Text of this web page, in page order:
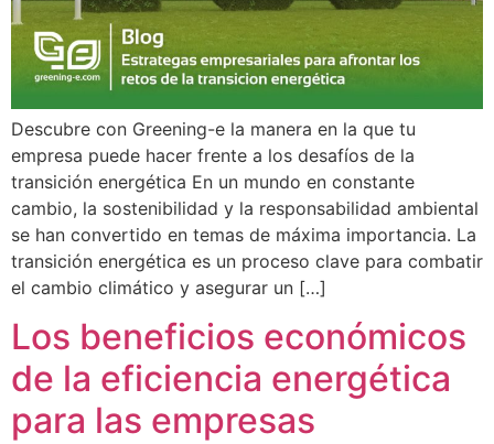
Descubre con Greening-e la manera en la que tu
empresa puede hacer frente a los desafíos de la
transición energética En un mundo en constante
cambio, la sostenibilidad y la responsabilidad ambiental
se han convertido en temas de máxima importancia. La
transición energética es un proceso clave para combatir
el cambio climático y asegurar un […]
Los beneficios económicos
de la eficiencia energética
para las empresas